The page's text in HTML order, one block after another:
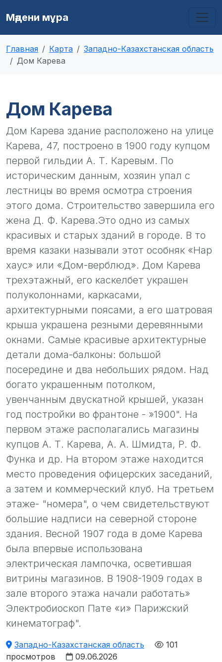
Мәдени мұра
Главная Карта
Западно-Казахстанская область
Дом Карева
Дом Карева
Дом Карева здание расположено на улице
Карева, 47, построено в 1900 году купцом
первой гильдии А. Т. Каревым. По
историческим данным, хозяин упал с
лестницы во время осмотра строения
этого дома. Строительство завершила его
жена Д. Ф. Карева.Это одно из самых
красивых и старых зданий в городе. В то
время казаки называли этот особняк «Нар
хаус» или «Дом-верблюд». Дом Карева
трехэтажный, его каскелбет украшен
полуколоннами, каркасами,
архитектурными поясами, а его шатровая
крыша украшена резными деревянными
окнами. Самые красивые архитектурные
детали дома-балконы: большой
посередине и два небольших рядом. Над
богато украшенным потолком,
увенчанным двускатной крышей, указан
год постройки во франтоне - »1900". На
первом этаже располагались магазины
купцов А. Т. Карева, А. А. Шмидта, Р. Ф.
Функа и др. На втором этаже находится
место проведения офицерских заседаний,
а затем и коммерческий клуб. На третьем
этаже- "номера", о чем свидетельствуют
большие надписи на северной стороне
здания. Весной 1907 года в доме Карева
была впервые использована
электрическая лампочка, осветившая
витрины магазинов. В 1908-1909 годах в
зале второго этажа начали работать»
Электробиоскоп Пате «и» Парижский
кинематограф".
Западно-Казахстанская область
101
просмотров
09.06.2026